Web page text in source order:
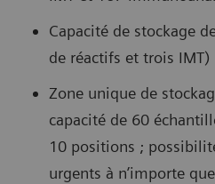
Capacité de stockage
de réactifs et trois IMT)
Zone unique de
capacité de 60
10 positions ;
urgents à n’importe